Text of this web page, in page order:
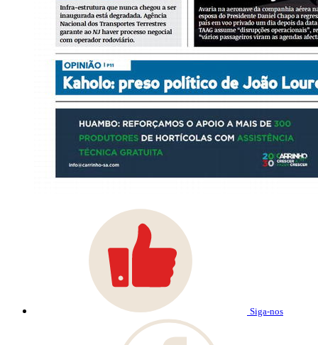
Siga-nos